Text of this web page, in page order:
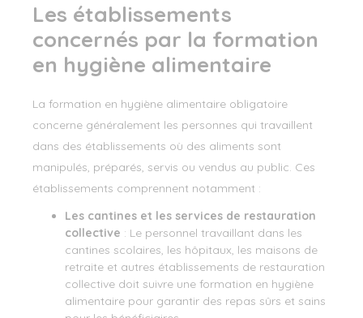
Les établissements
concernés par la formation
en hygiène alimentaire
La formation en hygiène alimentaire obligatoire
concerne généralement les personnes qui travaillent
dans des établissements où des aliments sont
manipulés, préparés, servis ou vendus au public. Ces
établissements comprennent notamment :
Les cantines et les services de restauration
collective : Le personnel travaillant dans les
cantines scolaires, les hôpitaux, les maisons de
retraite et autres établissements de restauration
collective doit suivre une formation en hygiène
alimentaire pour garantir des repas sûrs et sains